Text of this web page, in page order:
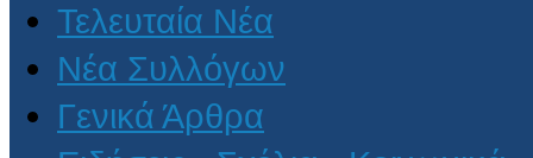
Τελευταία Νέα
Νέα Συλλόγων
Γενικά Άρθρα